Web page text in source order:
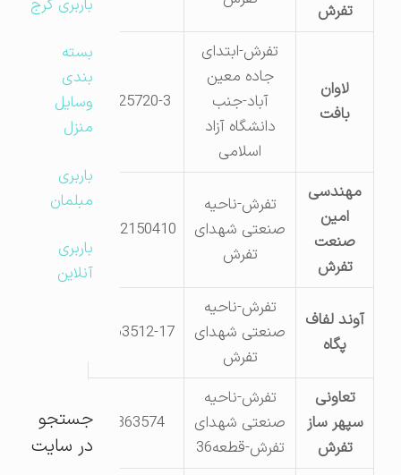
تفرش
لاوان
بافت
تفرش-ابتدای
جاده معین
آباد-جنب
دانشگاه آزاد
اسلامی
6225720-3
مهندسی
امین
صنعت
تفرش
تفرش-ناحیه
صنعتی شهدای
تفرش
9352150410
آوند لفاف
تفرش-ناحیه
صنعتی شهدای
تفرش
6363512-17
تعاونی
سپهر ساز
تفرش
تفرش-ناحیه
صنعتی شهدای
تفرش-قطعه36
6363574
باربری کرج
بسته
بندی
وسایل
منزل
باربری
مبلمان
باربری
آنلاین
جستجو
در سایت